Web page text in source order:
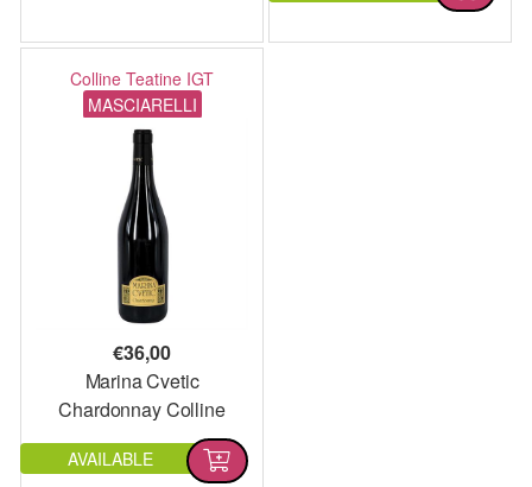
Colline Teatine IGT
MASCIARELLI
€36,00
Marina Cvetic
Chardonnay Colline
Teatine IGT
AVAILABLE